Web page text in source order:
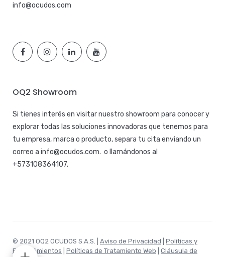
info@ocudos.com
OQ2 Showroom
Si tienes interés en visitar nuestro showroom para conocer y
explorar todas las soluciones innovadoras que tenemos para
tu empresa, marca o producto, separa tu cita enviando un
correo a info@ocudos.com. o llamándonos al
+573108364107.
© 2021 OQ2 OCUDOS S.A.S. | Aviso de Privacidad
Políticas y
Procedimientos
Políticas de Tratamiento Web
Cláusula de